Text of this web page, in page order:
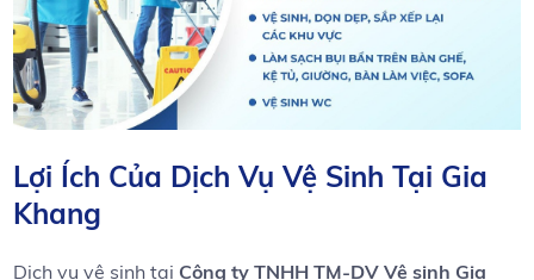
Lợi ‌Ích‍ Của Dịch Vụ Vệ Sinh Tại Gia
Khang
Dịch⁣ vụ vệ sinh tại Công ty TNHH TM-DV Vệ sinh‍ Gia